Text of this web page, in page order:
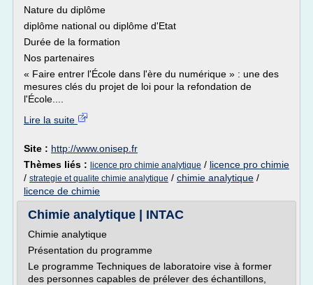
Nature du diplôme
diplôme national ou diplôme d'Etat
Durée de la formation
Nos partenaires
« Faire entrer l'École dans l'ère du numérique » : une des
mesures clés du projet de loi pour la refondation de
l'École....
Lire la suite
Site : http://www.onisep.fr
Thèmes liés : licence pro chimie analytique / licence pro chimie
/ strategie et qualite chimie analytique / chimie analytique /
licence de chimie
Chimie analytique | INTAC
Chimie analytique
Présentation du programme
Le programme Techniques de laboratoire vise à former
des personnes capables de prélever des échantillons,